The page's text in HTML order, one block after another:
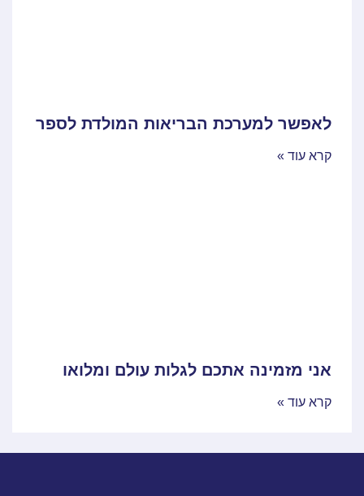
לאפשר למערכת הבריאות המולדת לספר
קרא עוד »
אני מזמינה אתכם לגלות עולם ומלואו
קרא עוד »